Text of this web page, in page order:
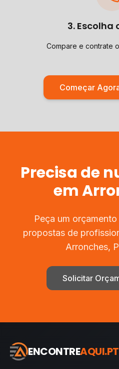
3. Escolha
Compare e contrate
Começar
Precisa de
em
Peça um
propostas de
Arronches,
Solicitar
ENCONTREAQUI.PT